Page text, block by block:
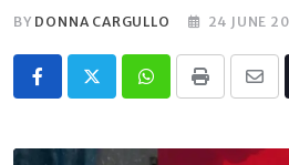
BY DONNA CARGULLO 24 JUNE
Whatsapp
Print